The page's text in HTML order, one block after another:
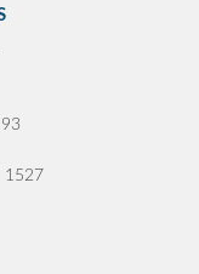
1527